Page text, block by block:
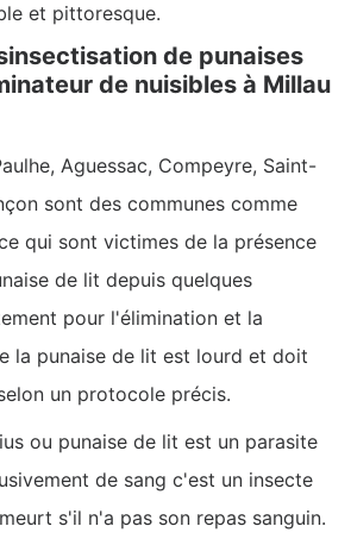
et pittoresque.
de punaises
de nuisibles à Millau
Aguessac, Compeyre, Saint-
sont des communes comme
qui sont victimes de la présence
de lit depuis quelques
pour l'élimination et la
la punaise de lit est lourd et doit
un protocole précis.
ou punaise de lit est un parasite
de sang c'est un insecte
s'il n'a pas son repas sanguin.